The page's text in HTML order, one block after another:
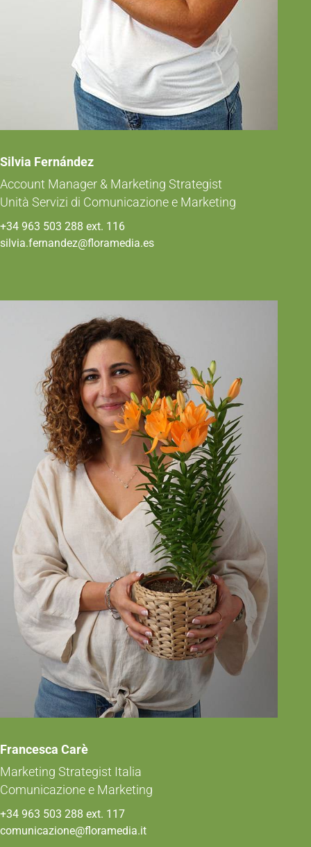
Silvia Fernández
Account Manager & Marketing Strategist
Unità Servizi di Comunicazione e Marketing
+34 963 503 288 ext. 116
silvia.fernandez@floramedia.es
Francesca Carè
Marketing Strategist Italia
Comunicazione e Marketing
+34 963 503 288 ext. 117
comunicazione@floramedia.it